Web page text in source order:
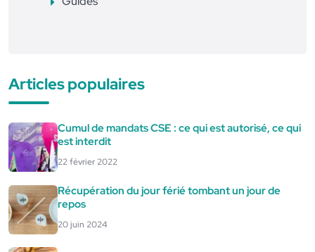
Articles populaires
Cumul de mandats CSE : ce qui est autorisé, ce qui
est interdit
22 février 2022
Récupération du jour férié tombant un jour de
repos
20 juin 2024